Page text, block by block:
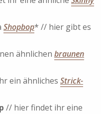
Shopbop* // hier gibt es
ähnlichen braunen
ein ähnliches Strick-
// hier findet ihr eine